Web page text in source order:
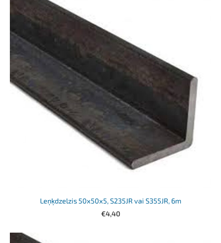
Leņķdzelzis 50x50x5, S235JR vai S355JR, 6m
€4,40